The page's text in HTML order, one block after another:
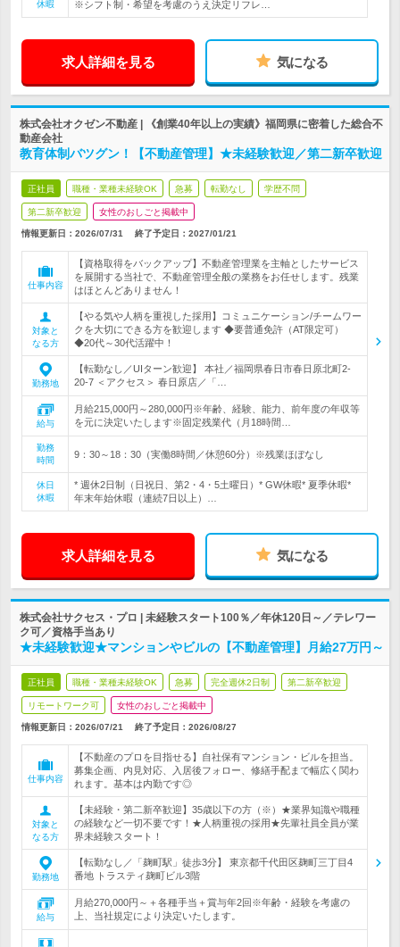
休暇
※シフト制・希望を考慮のうえ決定リフレ…
求人詳細を見る 気になる
株式会社オクゼン不動産 | 《創業40年以上の実績》福岡県に密着した総合不
動産会社
教育体制バツグン！【不動産管理】★未経験歓迎／第二新卒歓迎
正社員 職種・業種未経験OK 急募 転勤なし 学歴不問
第二新卒歓迎 女性のおしごと掲載中
情報更新日：2026/07/31 終了予定日： 2027/01/21
仕事内容
【資格取得をバックアップ】不動産管理業を主軸としたサービス
を展開する当社で、不動産管理全般の業務をお任せします。残業
はほとんどありません！
対象と
なる方
【やる気や人柄を重視した採用】コミュニケーション/チームワー
クを大切にできる方を歓迎します ◆要普通免許（AT限定可）
◆20代～30代活躍中！
勤務地
【転勤なし／UIターン歓迎】 本社／福岡県春日市春日原北町2-
20-7 ＜アクセス＞ 春日原店／「…
給与
月給215,000円～280,000円※年齢、経験、能力、前年度の年収等
を元に決定いたします※固定残業代（月18時間…
勤務
時間
9：30～18：30（実働8時間／休憩60分）※残業ほぼなし
休日
休暇
* 週休2日制（日祝日、第2・4・5土曜日）* GW休暇* 夏季休暇*
年末年始休暇（連続7日以上）…
求人詳細を見る 気になる
株式会社サクセス・プロ | 未経験スタート100％／年休120日～／テレワー
ク可／資格手当あり
★未経験歓迎★マンションやビルの【不動産管理】月給27万円～
正社員 職種・業種未経験OK 急募 完全週休2日制 第二新卒歓迎
リモートワーク可 女性のおしごと掲載中
情報更新日：2026/07/21 終了予定日： 2026/08/27
仕事内容
【不動産のプロを目指せる】自社保有マンション・ビルを担当。
募集企画、内見対応、入居後フォロー、修繕手配まで幅広く関わ
れます。基本は内勤です◎
対象と
なる方
【未経験・第二新卒歓迎】35歳以下の方（※）★業界知識や職種
の経験など一切不要です！★人柄重視の採用★先輩社員全員が業
界未経験スタート！
勤務地
【転勤なし／「麹町駅」徒歩3分】 東京都千代田区麹町三丁目4
番地 トラスティ麹町ビル3階
給与
月給270,000円～＋各種手当＋賞与年2回※年齢・経験を考慮の
上、当社規定により決定いたします。